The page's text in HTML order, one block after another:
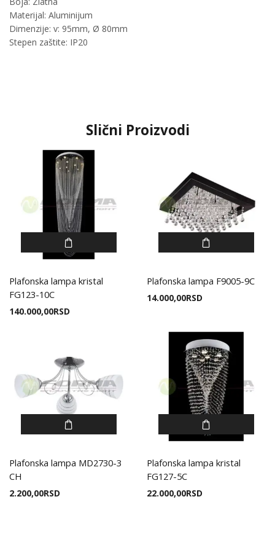
Materijal: Aluminijum
Dimenzije: v: 95mm, Ø 80mm
Stepen zaštite: IP20
Slični Proizvodi
Plafonska lampa kristal
FG123-10C
140.000,00RSD
Plafonska lampa F9005-9C
14.000,00RSD
Plafonska lampa MD2730-3
CH
2.200,00RSD
Plafonska lampa kristal
FG127-5C
22.000,00RSD